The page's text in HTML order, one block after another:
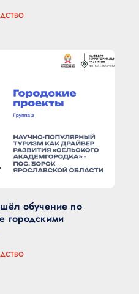
обучение по
городскими